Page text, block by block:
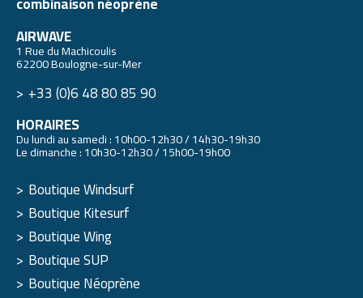
AIRWAVE
1 Rue du Machicoulis
62200 Boulogne-sur-Mer
+33 (0)6 48 80 85 90
HORAIRES
Du lundi au samedi : 10h00-12h30 / 14h30-19h30
Le dimanche : 10h30-12h30 / 15h00-19h00
Boutique Windsurf
Boutique Kitesurf
Boutique Wing
Boutique SUP
Boutique Néoprène